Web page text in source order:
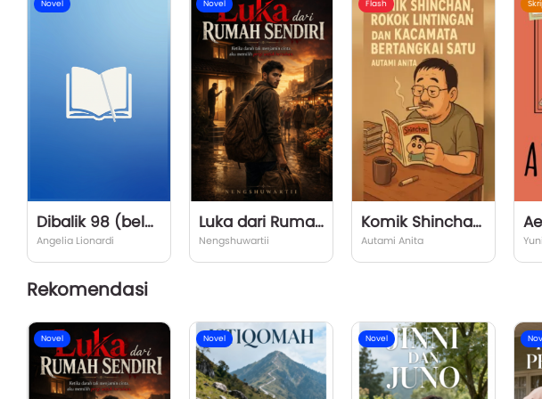
Novel
Dibalik 98 (belum fix)
Angelia Lionardi
Novel
Luka dari Rumah Sendiri
Nengshuwartii
Flash
Komik Shinchan, Rokok Lintingan dan Kacamata Bertangkai Satu
Autami Anita
Rekomendasi
Novel Novel Novel